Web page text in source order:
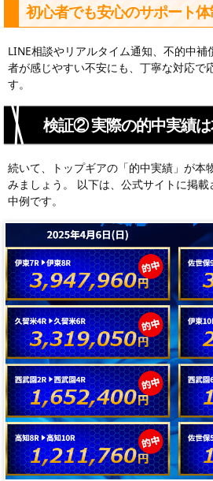
初心者でも安心のサポート
LINE相談やリアルタイム通知、不的中
者が感じやすい不安にも、丁寧な対応で
す。
検証② 実際の的中実績は
続いて、トップギアの「的中実績」が本
みましょう。 以下は、公式サイトに掲
中例です。